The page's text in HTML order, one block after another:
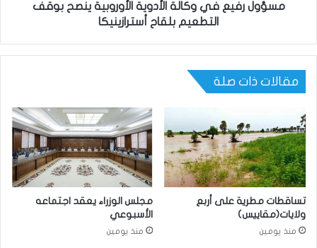
مسؤول رفيع في وكالة الأدوية الأوروبية ينصح بوقف
التطعيم بلقاح أسترازينيكا
مقالات ذات صلة
تساقطات مطرية على أربع
ولايات(مقاييس)
منذ يومين
مجلس الوزراء يعقد اجتماعه
الأسبوعي
منذ يومين